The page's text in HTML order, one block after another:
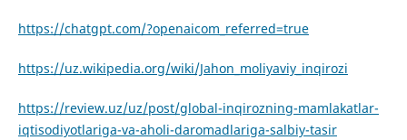
https://chatgpt.com/?openaicom_referred=true
https://uz.wikipedia.org/wiki/Jahon_moliyaviy_inqirozi
https://review.uz/uz/post/global-inqirozning-mamlakatlar-
iqtisodiyotlariga-va-aholi-daromadlariga-salbiy-tasir